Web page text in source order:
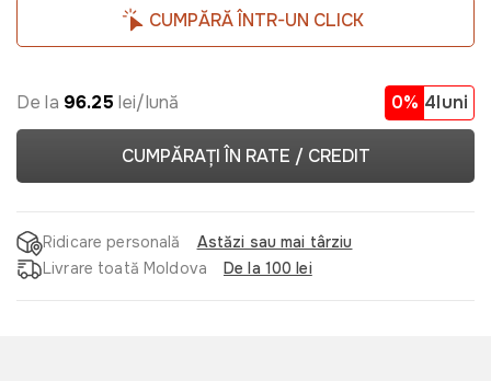
CUMPĂRĂ ÎNTR-UN CLICK
De la 96.25 lei/lună 0% 4luni
CUMPĂRAȚI ÎN RATE / CREDIT
Ridicare personală
Astăzi sau mai târziu
Livrare toată Moldova
De la 100 lei